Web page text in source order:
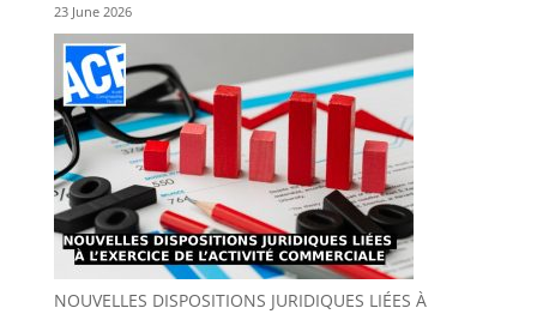
23 June 2026
NOUVELLES DISPOSITIONS JURIDIQUES LIÉES À